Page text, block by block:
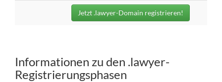
Jetzt .lawyer-Domain registrieren!
Informationen zu den .lawyer-
Registrierungsphasen